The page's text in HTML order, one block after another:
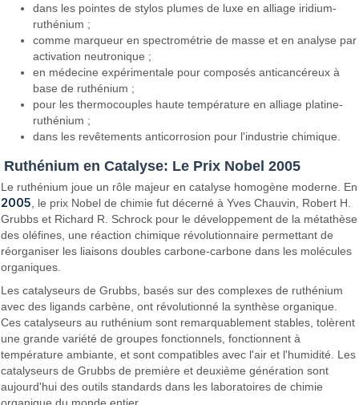
dans les pointes de stylos plumes de luxe en alliage iridium-
ruthénium ;
comme marqueur en spectrométrie de masse et en analyse par
activation neutronique ;
en médecine expérimentale pour composés anticancéreux à
base de ruthénium ;
pour les thermocouples haute température en alliage platine-
ruthénium ;
dans les revêtements anticorrosion pour l'industrie chimique.
Ruthénium en Catalyse: Le Prix Nobel 2005
Le ruthénium joue un rôle majeur en catalyse homogène moderne. En
2005 , le prix Nobel de chimie fut décerné à Yves Chauvin, Robert H.
Grubbs et Richard R. Schrock pour le développement de la métathèse
des oléfines, une réaction chimique révolutionnaire permettant de
réorganiser les liaisons doubles carbone-carbone dans les molécules
organiques.
Les catalyseurs de Grubbs, basés sur des complexes de ruthénium
avec des ligands carbène, ont révolutionné la synthèse organique.
Ces catalyseurs au ruthénium sont remarquablement stables, tolèrent
une grande variété de groupes fonctionnels, fonctionnent à
température ambiante, et sont compatibles avec l'air et l'humidité. Les
catalyseurs de Grubbs de première et deuxième génération sont
aujourd'hui des outils standards dans les laboratoires de chimie
organique du monde entier.